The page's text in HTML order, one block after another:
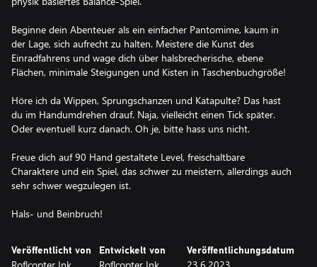
Beginne dein Abenteuer als ein einfacher Pantomime, kaum in
der Lage, sich aufrecht zu halten. Meistere die Kunst des
Einradfahrens und wage dich über halsbrecherische, ebene
Flächen, minimale Steigungen und Kisten in Taschenbuchgröße!
Höre ich da Wippen, Sprungschanzen und Katapulte? Das hast
du im Handumdrehen drauf. Naja, vielleicht einen Tick später.
Oder eventuell kurz danach. Oh je, bitte hass uns nicht.
Freue dich auf 90 Hand gestaltete Level, freischaltbare
Charaktere und ein Spiel, das schwer zu meistern, allerdings auch
sehr schwer wegzulegen ist.
Hals- und Beinbruch!
Veröffentlicht von Entwickelt von Veröffentlichungsdatum